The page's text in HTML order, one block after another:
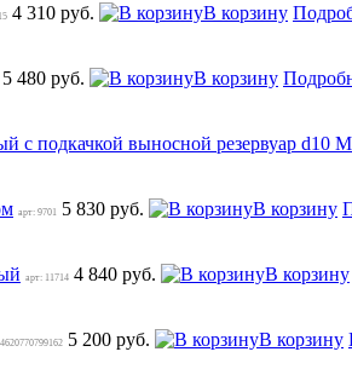
4 310 руб. В корзину
5 480 руб. В корзину
с подкачкой выносной резервуар d10
арт: 9701 5 830 руб. В корзину
арт: 11714 4 840 руб. В корзину
5 200 руб. В корзину